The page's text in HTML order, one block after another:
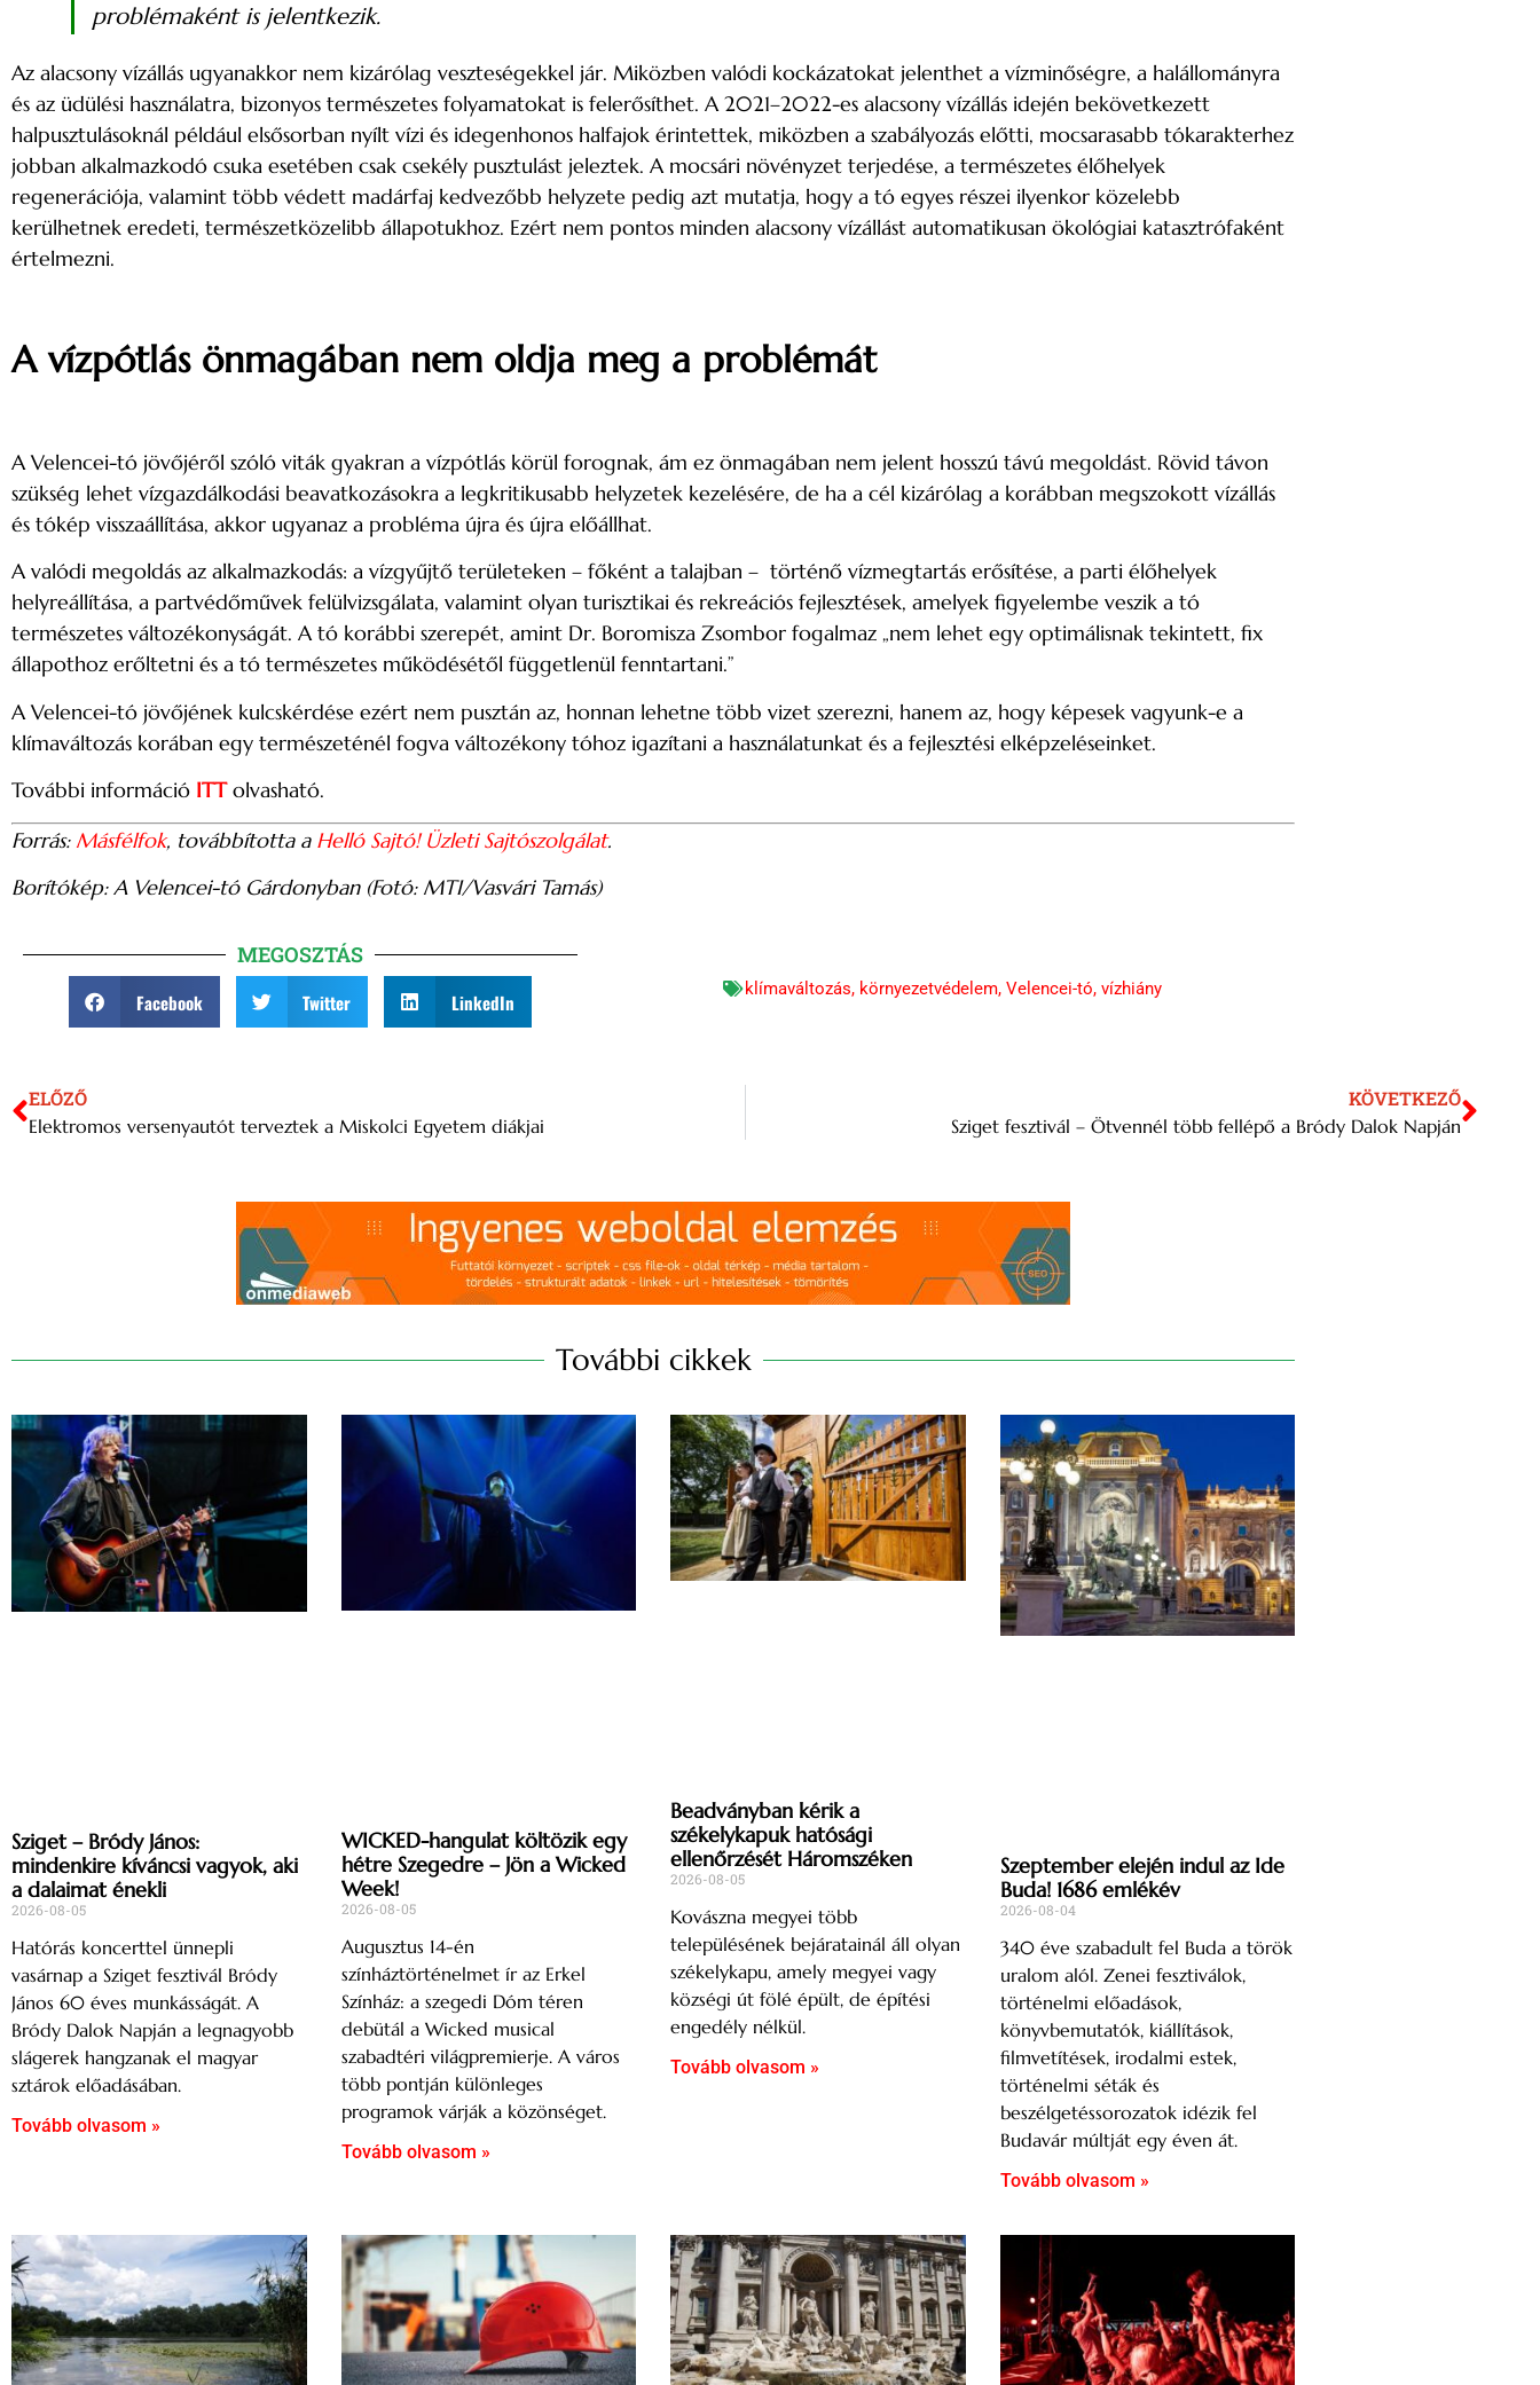
problémaként is jelentkezik.
Az alacsony vízállás ugyanakkor nem kizárólag veszteségekkel jár. Miközben valódi kockázatokat jelenthet a vízminőségre, a halállományra
és az üdülési használatra, bizonyos természetes folyamatokat is felerősíthet. A 2021–2022-es alacsony vízállás idején bekövetkezett
halpusztulásoknál például elsősorban nyílt vízi és idegenhonos halfajok érintettek, miközben a szabályozás előtti, mocsarasabb tókarakterhez
jobban alkalmazkodó csuka esetében csak csekély pusztulást jeleztek. A mocsári növényzet terjedése, a természetes élőhelyek
regenerációja, valamint több védett madárfaj kedvezőbb helyzete pedig azt mutatja, hogy a tó egyes részei ilyenkor közelebb
kerülhetnek eredeti, természetközelibb állapotukhoz. Ezért nem pontos minden alacsony vízállást automatikusan ökológiai katasztrófaként
értelmezni.
A vízpótlás önmagában nem oldja meg a problémát
A Velencei-tó jövőjéről szóló viták gyakran a vízpótlás körül forognak, ám ez önmagában nem jelent hosszú távú megoldást. Rövid távon
szükség lehet vízgazdálkodási beavatkozásokra a legkritikusabb helyzetek kezelésére, de ha a cél kizárólag a korábban megszokott vízállás
és tókép visszaállítása, akkor ugyanaz a probléma újra és újra előállhat.
A valódi megoldás az alkalmazkodás: a vízgyűjtő területeken – főként a talajban – történő vízmegtartás erősítése, a parti élőhelyek
helyreállítása, a partvédőművek felülvizsgálata, valamint olyan turisztikai és rekreációs fejlesztések, amelyek figyelembe veszik a tó
természetes változékonyságát. A tó korábbi szerepét, amint Dr. Boromisza Zsombor fogalmaz „nem lehet egy optimálisnak tekintett, fix
állapothoz erőltetni és a tó természetes működésétől függetlenül fenntartani.”
A Velencei-tó jövőjének kulcskérdése ezért nem pusztán az, honnan lehetne több vizet szerezni, hanem az, hogy képesek vagyunk-e a
klímaváltozás korában egy természeténél fogva változékony tóhoz igazítani a használatunkat és a fejlesztési elképzeléseinket.
További információ ITTolvasható.
Forrás: Másfélfok, továbbította a Helló Sajtó! Üzleti Sajtószolgálat.
Borítókép: A Velencei-tó Gárdonyban (Fotó: MTI/Vasvári Tamás)
MEGOSZTÁS
Facebook Twitter LinkedIn
klímaváltozás, környezetvédelem, Velencei-tó, vízhiány
ELŐZŐ
Elektromos versenyautót terveztek a Miskolci Egyetem diákjai
KÖVETKEZŐ
Sziget fesztivál – Ötvennél több fellépő a Bródy Dalok Napján
További cikkek
Sziget – Bródy János:
mindenkire kíváncsi vagyok, aki
a dalaimat énekli
2026-08-05
Hatórás koncerttel ünnepli
vasárnap a Sziget fesztivál Bródy
János 60 éves munkásságát. A
Bródy Dalok Napján a legnagyobb
slágerek hangzanak el magyar
sztárok előadásában.
Tovább olvasom »
WICKED-hangulat költözik egy
hétre Szegedre – Jön a Wicked
Week!
2026-08-05
Augusztus 14-én
színháztörténelmet ír az Erkel
Színház: a szegedi Dóm téren
debütál a Wicked musical
szabadtéri világpremierje. A város
több pontján különleges
programok várják a közönséget.
Tovább olvasom »
Beadványban kérik a
székelykapuk hatósági
ellenőrzését Háromszéken
2026-08-05
Kovászna megyei több
településének bejáratainál áll olyan
székelykapu, amely megyei vagy
községi út fölé épült, de építési
engedély nélkül.
Tovább olvasom »
Szeptember elején indul az Ide
Buda! 1686 emlékév
2026-08-04
340 éve szabadult fel Buda a török
uralom alól. Zenei fesztiválok,
történelmi előadások,
könyvbemutatók, kiállítások,
filmvetítések, irodalmi estek,
történelmi séták és
beszélgetéssorozatok idézik fel
Budavár múltját egy éven át.
Tovább olvasom »